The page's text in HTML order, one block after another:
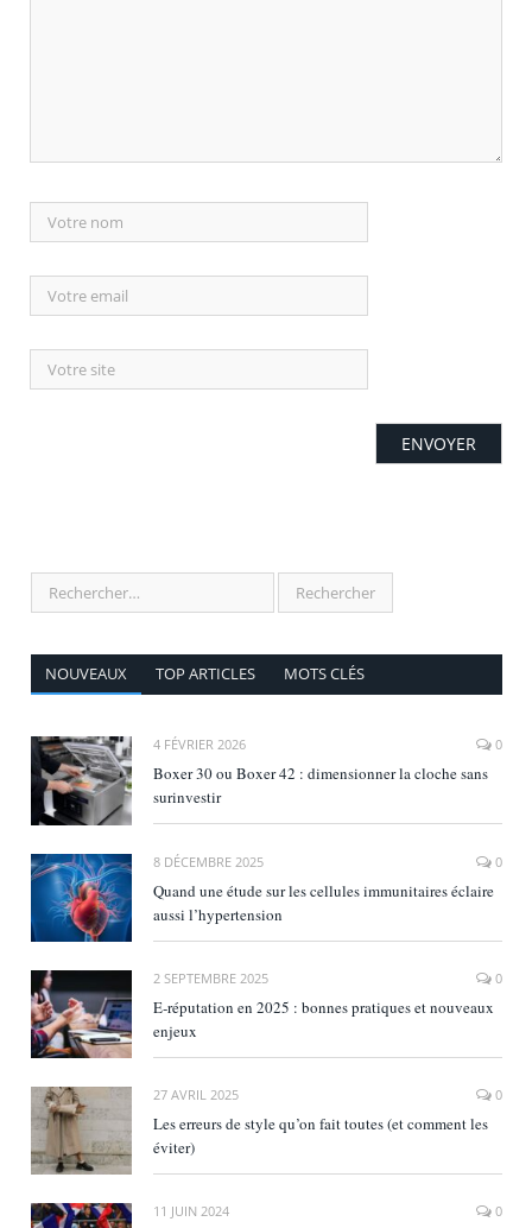
NOUVEAUX TOP ARTICLES MOTS CLÉS
4 FÉVRIER 2026 0
Boxer 30 ou Boxer 42 : dimensionner la cloche sans
surinvestir
8 DÉCEMBRE 2025 0
Quand une étude sur les cellules immunitaires éclaire
aussi l’hypertension
2 SEPTEMBRE 2025 0
E‑réputation en 2025 : bonnes pratiques et nouveaux
enjeux
27 AVRIL 2025 0
Les erreurs de style qu’on fait toutes (et comment les
éviter)
11 JUIN 2024 0